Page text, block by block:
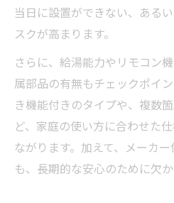
当日に設置ができない、ある
スクが高まります。
さらに、給湯能力やリモコン
属部品の有無もチェックポイ
き機能付きのタイプや、複数
ど、家庭の使い方に合わせた
ながります。加えて、メーカ
も、長期的な安心のために欠か